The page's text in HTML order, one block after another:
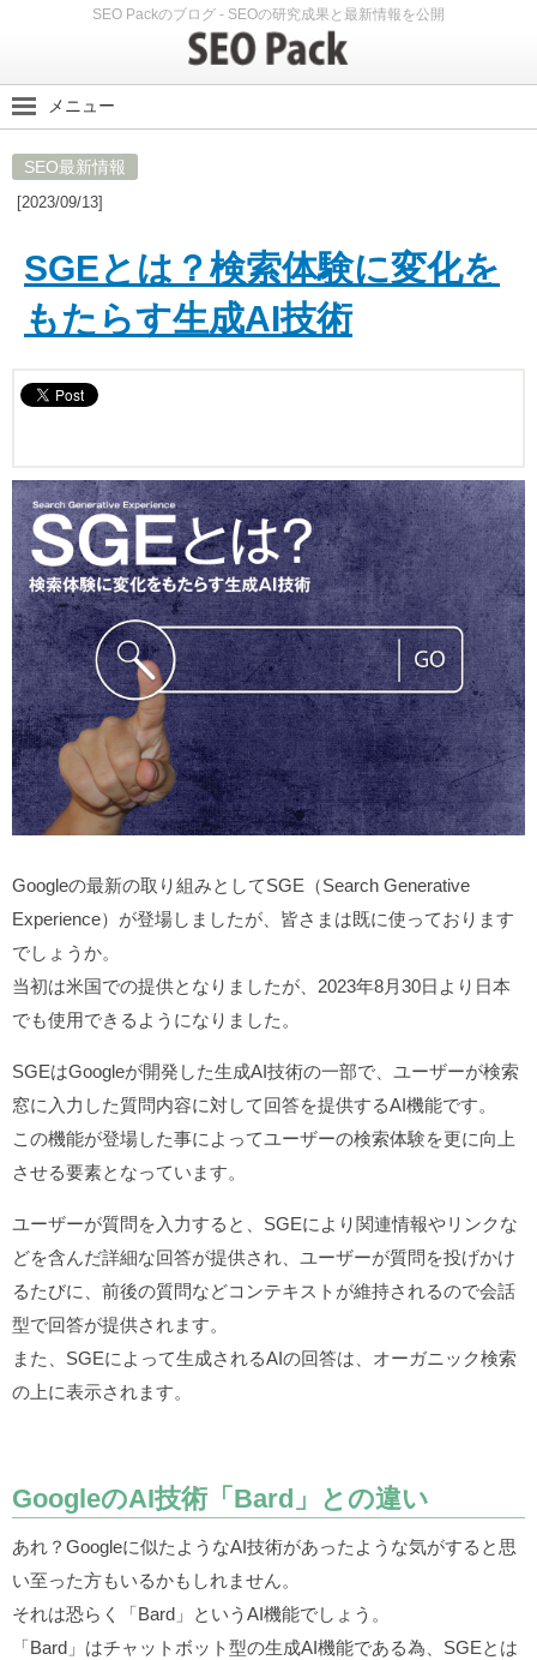
SEO Packのブログ - SEOの研究成果と最新情報を公開
メニュー
SEO最新情報
SEO実験
SEOノウハウ
スマホ・モバイルSEO
SEO Packサイト
SEO最新情報
[2023/09/13]
SGEとは？検索体験に変化を
もたらす生成AI技術
Googleの最新の取り組みとしてSGE（Search Generative
Experience）が登場しましたが、皆さまは既に使っております
でしょうか。
当初は米国での提供となりましたが、2023年8月30日より日本
でも使用できるようになりました。
SGEはGoogleが開発した生成AI技術の一部で、ユーザーが検索
窓に入力した質問内容に対して回答を提供するAI機能です。
この機能が登場した事によってユーザーの検索体験を更に向上
させる要素となっています。
ユーザーが質問を入力すると、SGEにより関連情報やリンクな
どを含んだ詳細な回答が提供され、ユーザーが質問を投げかけ
るたびに、前後の質問などコンテキストが維持されるので会話
型で回答が提供されます。
また、SGEによって生成されるAIの回答は、オーガニック検索
の上に表示されます。
GoogleのAI技術「Bard」との違い
あれ？Googleに似たようなAI技術があったような気がすると思
い至った方もいるかもしれません。
それは恐らく「Bard」というAI機能でしょう。
「Bard」はチャットボット型の生成AI機能である為、SGEとは